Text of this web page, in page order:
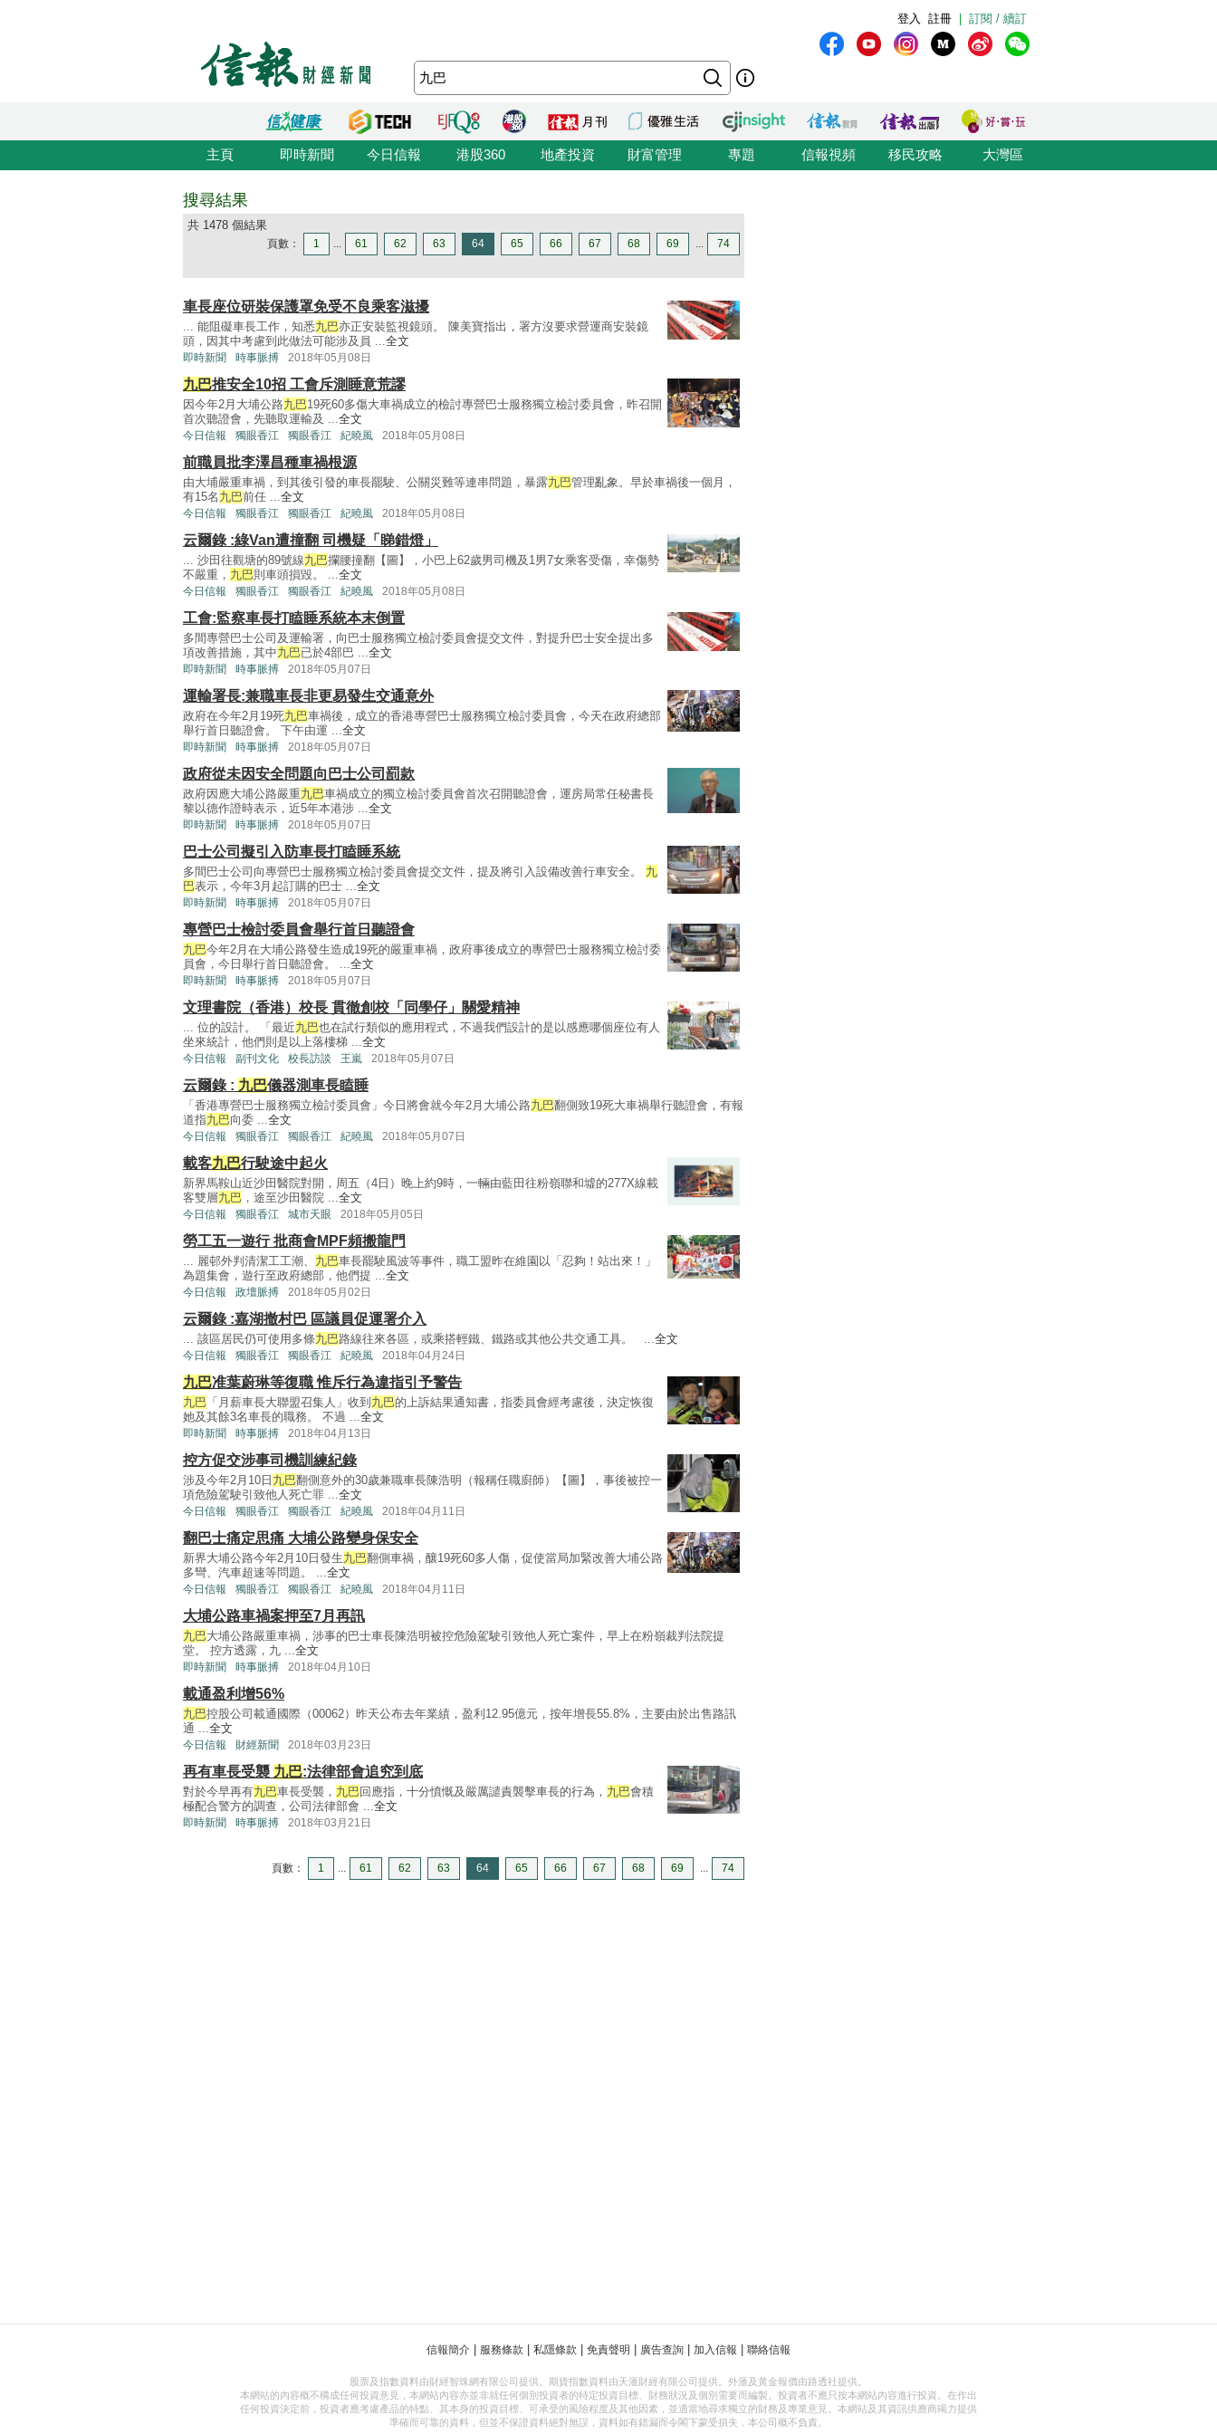
訂閱 / 續訂
註冊
登入
主頁 即時新聞 今日信報 港股360 地產投資 財富管理 專題 信報視頻 移民攻略 大灣區
搜尋結果
共 1478 個結果
頁數： 1 ... 61 62 63 64 65 66 67 68 69 ... 74
車長座位研裝保護罩免受不良乘客滋擾
... 能阻礙車長工作，知悉九巴亦正安裝監視鏡頭。 陳美寶指出，署方沒要求營運商安裝鏡
頭，因其中考慮到此做法可能涉及員 ...全文
即時新聞 時事脈搏 2018年05月08日
九巴推安全10招 工會斥測睡意荒謬
因今年2月大埔公路九巴19死60多傷大車禍成立的檢討專營巴士服務獨立檢討委員會，昨召開
首次聽證會，先聽取運輸及 ...全文
今日信報 獨眼香江 獨眼香江 紀曉風 2018年05月08日
前職員批李澤昌種車禍根源
由大埔嚴重車禍，到其後引發的車長罷駛、公關災難等連串問題，暴露九巴管理亂象。早於車禍後一個月，
有15名 九巴前任 ...全文
今日信報 獨眼香江 獨眼香江 紀曉風 2018年05月08日
云爾錄 :綠Van遭撞翻 司機疑「睇錯燈」
... 沙田往觀塘的89號線九巴攔腰撞翻【圖】，小巴上62歲男司機及1男7女乘客受傷，幸傷勢
不嚴重， 九巴則車頭損毀。 ...全文
今日信報 獨眼香江 獨眼香江 紀曉風 2018年05月08日
工會:監察車長打瞌睡系統本末倒置
多間專營巴士公司及運輸署，向巴士服務獨立檢討委員會提交文件，對提升巴士安全提出多
項改善措施，其中九巴已於4部巴 ...全文
即時新聞 時事脈搏 2018年05月07日
運輸署長:兼職車長非更易發生交通意外
政府在今年2月19死九巴車禍後，成立的香港專營巴士服務獨立檢討委員會，今天在政府總部
舉行首日聽證會。 下午由運 ...全文
即時新聞 時事脈搏 2018年05月07日
政府從未因安全問題向巴士公司罰款
政府因應大埔公路嚴重九巴車禍成立的獨立檢討委員會首次召開聽證會，運房局常任秘書長
黎以德作證時表示，近5年本港涉 ...全文
即時新聞 時事脈搏 2018年05月07日
巴士公司擬引入防車長打瞌睡系統
多間巴士公司向專營巴士服務獨立檢討委員會提交文件，提及將引入設備改善行車安全。 九
巴表示，今年3月起訂購的巴士 ...全文
即時新聞 時事脈搏 2018年05月07日
專營巴士檢討委員會舉行首日聽證會
九巴今年2月在大埔公路發生造成19死的嚴重車禍，政府事後成立的專營巴士服務獨立檢討委
員會，今日舉行首日聽證會。 ...全文
即時新聞 時事脈搏 2018年05月07日
文理書院（香港）校長 貫徹創校「同學仔」關愛精神
... 位的設計。 「最近九巴也在試行類似的應用程式，不過我們設計的是以感應哪個座位有人
坐來統計，他們則是以上落樓梯 ...全文
今日信報 副刊文化 校長訪談 王嵐 2018年05月07日
云爾錄 : 九巴儀器測車長瞌睡
「香港專營巴士服務獨立檢討委員會」今日將會就今年2月大埔公路九巴翻側致19死大車禍舉行聽證會，有報
道指九巴向委 ...全文
今日信報 獨眼香江 獨眼香江 紀曉風 2018年05月07日
載客九巴行駛途中起火
新界馬鞍山近沙田醫院對開，周五（4日）晚上約9時，一輛由藍田往粉嶺聯和墟的277X線載
客雙層九巴 ，途至沙田醫院 ...全文
今日信報 獨眼香江 城市天眼 2018年05月05日
勞工五一遊行 批商會MPF頻搬龍門
... 麗邨外判清潔工工潮、 九巴車長罷駛風波等事件，職工盟昨在維園以「忍夠！站出來！」
為題集會，遊行至政府總部，他們提 ...全文
今日信報 政壇脈搏 2018年05月02日
云爾錄 :嘉湖撤村巴 區議員促運署介入
... 該區居民仍可使用多條九巴路線往來各區，或乘搭輕鐵、鐵路或其他公共交通工具。 ...全文
今日信報 獨眼香江 獨眼香江 紀曉風 2018年04月24日
九巴准葉蔚琳等復職 惟斥行為違指引予警告
九巴 「月薪車長大聯盟召集人」收到 九巴的上訴結果通知書，指委員會經考慮後，決定恢復
她及其餘3名車長的職務。 不過 ...全文
即時新聞 時事脈搏 2018年04月13日
控方促交涉事司機訓練紀錄
涉及今年2月10日 九巴翻側意外的30歲兼職車長陳浩明（報稱任職廚師）【圖】，事後被控一
項危險駕駛引致他人死亡罪 ...全文
今日信報 獨眼香江 獨眼香江 紀曉風 2018年04月11日
翻巴士痛定思痛 大埔公路變身保安全
新界大埔公路今年2月10日發生九巴翻側車禍，釀19死60多人傷，促使當局加緊改善大埔公路
多彎、汽車超速等問題。 ...全文
今日信報 獨眼香江 獨眼香江 紀曉風 2018年04月11日
大埔公路車禍案押至7月再訊
九巴大埔公路嚴重車禍，涉事的巴士車長陳浩明被控危險駕駛引致他人死亡案件，早上在粉嶺裁判法院提
堂。 控方透露，九 ...全文
即時新聞 時事脈搏 2018年04月10日
載通盈利增56%
九巴控股公司載通國際（00062）昨天公布去年業績，盈利12.95億元，按年增長55.8%，主要由於出售路訊
通 ...全文
今日信報 財經新聞 2018年03月23日
再有車長受襲 九巴:法律部會追究到底
對於今早再有九巴車長受襲， 九巴 回應指，十分憤慨及嚴厲譴責襲擊車長的行為， 九巴會積
極配合警方的調查，公司法律部會 ...全文
即時新聞 時事脈搏 2018年03月21日
頁數： 1 ... 61 62 63 64 65 66 67 68 69 ... 74
信報簡介 服務條款 私隱條款 免責聲明 廣告查詢 加入信報 聯絡信報
股票及指數資料由財經智珠網有限公司提供。期貨指數資料由天滙財經有限公司提供。外滙及黃金報價由路透社提供。
本網站的內容概不構成任何投資意見，本網站內容亦並非就任何個別投資者的特定投資目標、財務狀況及個別需要而編製。投資者不應只按本網站內容進行投資。在作出
任何投資決定前，投資者應考慮產品的特點、其本身的投資目標、可承受的風險程度及其他因素，並適當地尋求獨立的財務及專業意見。本網站及其資訊供應商竭力提供
準確而可靠的資料，但並不保證資料絕對無誤，資料如有錯漏而令閣下蒙受損失，本公司概不負責。